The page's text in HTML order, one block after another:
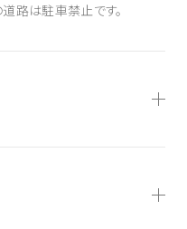
道路は駐車禁止です。